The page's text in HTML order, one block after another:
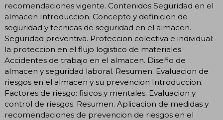
recomendaciones vigente. Contenidos Seguridad en el
almacen Introduccion. Concepto y definicion de
seguridad y tecnicas de seguridad en el almacen.
Seguridad preventiva. Proteccion colectiva e individual:
la proteccion en el flujo logistico de materiales.
Accidentes de trabajo en el almacen. Diseño de
almacen y seguridad laboral. Resumen. Evaluacion de
riesgos en el almacen y su prevencion Introduccion.
Factores de riesgo: fisicos y mentales. Evaluacion y
control de riesgos. Resumen. Aplicacion de medidas y
recomendaciones de prevencion de riesgos en el